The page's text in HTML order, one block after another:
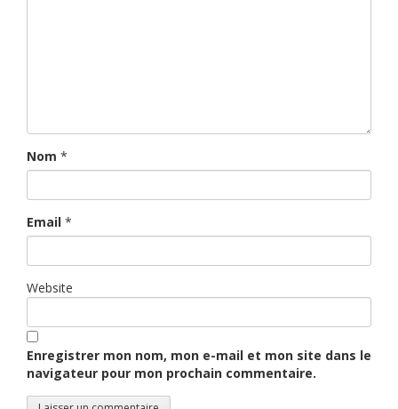
Nom *
Email *
Website
Enregistrer mon nom, mon e-mail et mon site dans le
navigateur pour mon prochain commentaire.